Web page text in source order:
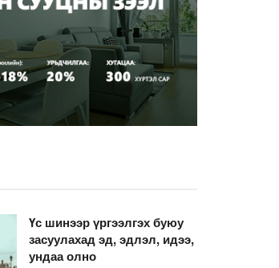
Үс шинээр үргээлгэх буюу
засуулахад эд, эдлэл, идээ,
ундаа олно